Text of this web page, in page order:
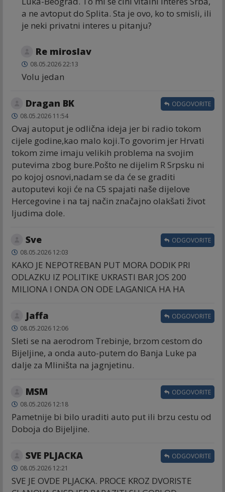
a ne avtoput do Splita. Sta je ovo, ko to smisli, ili
je neki privatni interes u pitanju?
Re miroslav
08.05.2026 22:13
Volu jedan
Dragan BK
08.05.2026 11:54
Ovaj autoput je odlična ideja jer bi radio tokom
cijele godine,kao malo koji.To govorim jer Hrvati
tokom zime imaju velikih problema na svojim
putevima zbog bure.Pošto ne dijelim R Srpsku ni
po kojoj osnovi,nadam se da će se graditi
autoputevi koji će na C5 spajati naše dijelove
Hercegovine i na taj način značajno olakšati život
ljudima dole.
ODGOVORITE
Sve
08.05.2026 12:03
KAKO JE NEPOTREBAN PUT MORA DODIK PRI
ODLAZKU IZ POLITIKE UKRASTI BAR JOS 200
MILIONA I ONDA ON ODE LAGANICA HA HA
ODGOVORITE
Jaffa
08.05.2026 12:06
Sleti se na aerodrom Trebinje, brzom cestom do
Bijeljine, a onda auto-putem do Banja Luke pa
dalje za Mliništa na jagnjetinu.
ODGOVORITE
MSM
08.05.2026 12:18
Pametnije bi bilo uraditi auto put ili brzu cestu od
Doboja do Bijeljine.
ODGOVORITE
SVE PLJACKA
08.05.2026 12:21
SVE JE OVDE PLJACKA. PROCE KROZ DVORISTE
ODGOVORITE